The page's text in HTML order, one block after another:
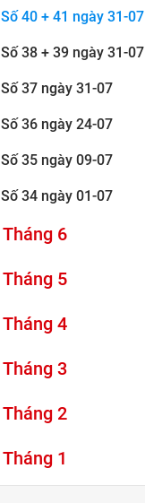
Số 40 + 41 ngày 31-07
Số 38 + 39 ngày 31-07
Số 37 ngày 31-07
Số 36 ngày 24-07
Số 35 ngày 09-07
Số 34 ngày 01-07
Tháng 6
Tháng 5
Tháng 4
Tháng 3
Tháng 2
Tháng 1